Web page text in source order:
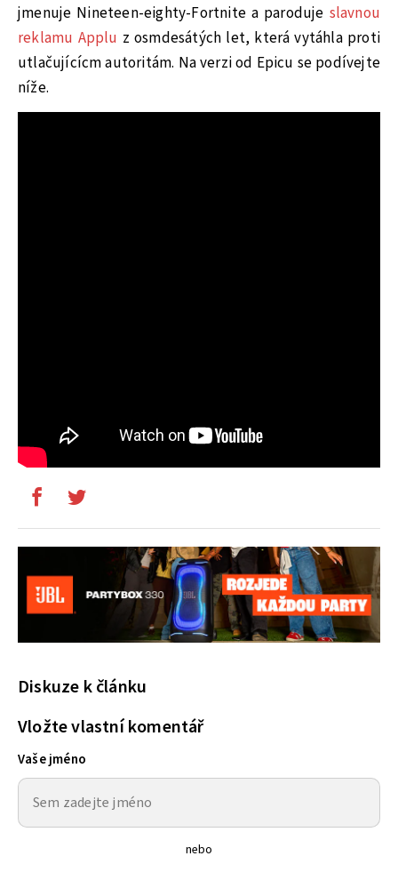
jmenuje Nineteen-eighty-Fortnite a paroduje slavnou
reklamu Applu z osmdesátých let, která vytáhla proti
utlačujícícm autoritám. Na verzi od Epicu se podívejte
níže.
Diskuze k článku
Vložte vlastní komentář
Vaše jméno
nebo